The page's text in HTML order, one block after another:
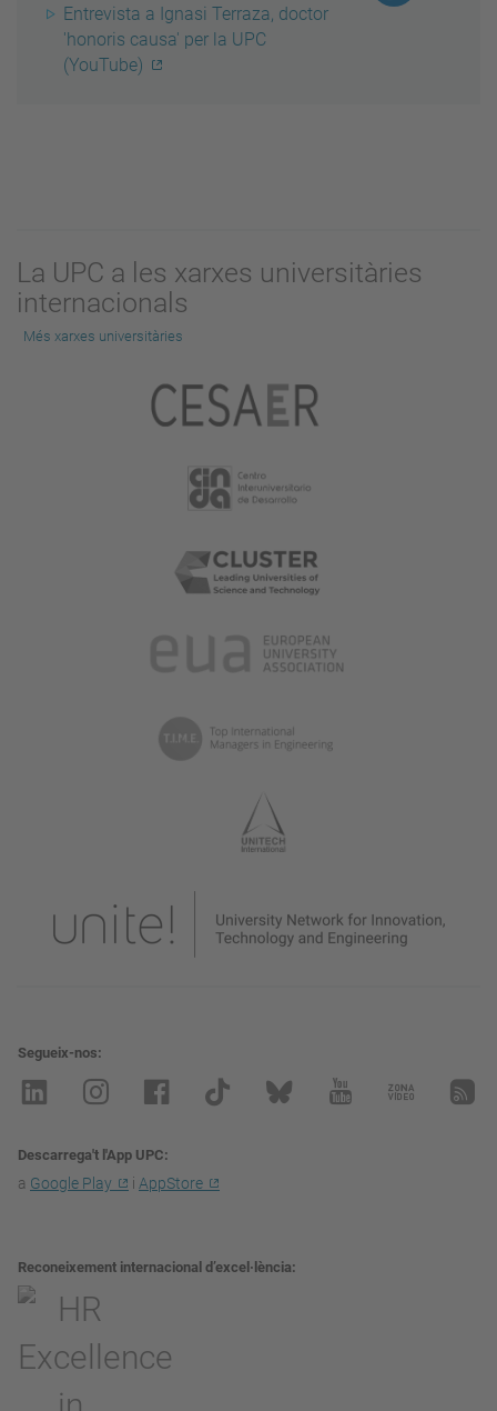
Entrevista a Ignasi Terraza, doctor
'honoris causa' per la UPC
(YouTube)
La UPC a les xarxes universitàries
internacionals
Més xarxes universitàries
Segueix-nos
Descarrega't l'App UPC
a Google Play i AppStore
Reconeixement internacional d’excel·lència